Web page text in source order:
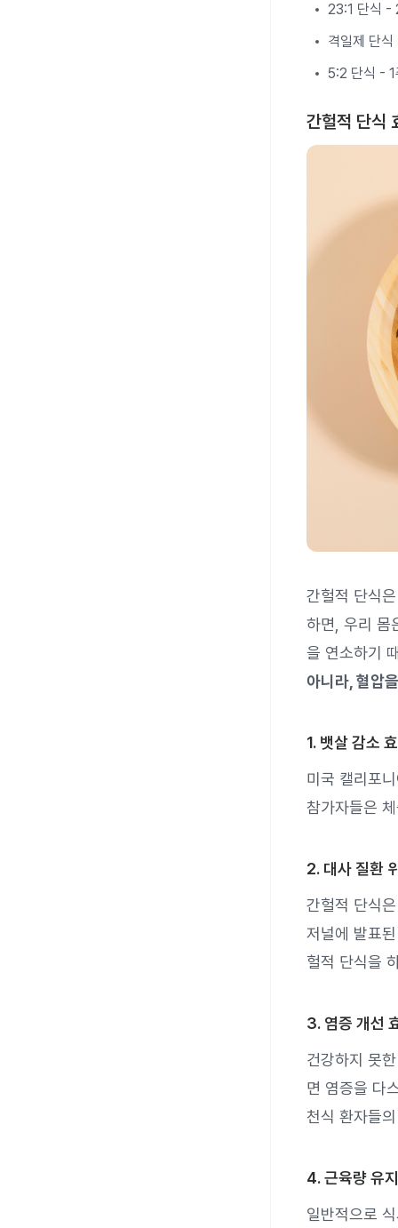
23:1 단식 -
격일제 단
5:2 단식 - 1
간헐적 단식
간헐적 단식
하면, 우리 몸
을 연소하기
아니라, 혈압
1. 뱃살 감소
미국 캘리포
참가자들은
2. 대사 질환
간헐적 단식
저널에 발표
헐적 단식을
3. 염증 개선
건강하지 못
면 염증을 다
천식 환자들
4. 근육량 유
일반적으로